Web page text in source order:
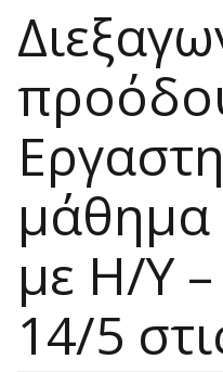
μάθημα
με Η/Υ
14/5